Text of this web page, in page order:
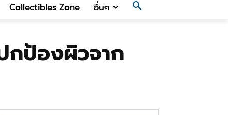
Collectibles Zone อื่นๆ
ป้องผิวจาก